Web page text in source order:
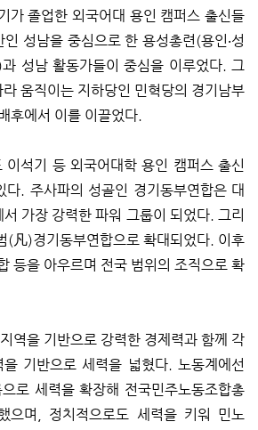
가 졸업한 외국어대 용인 캠퍼스 출신들
성남을 중심으로 한 용성총련(용인‧성
성남 활동가들이 중심을 이루었다. 그
움직이는 지하당인 민혁당의 경기남부
후에서 이를 이끌었다.
이석기 등 외국어대학 용인 캠퍼스 출신
다. 주사파의 성골인 경기동부연합은 대
가장 강력한 파워 그룹이 되었다. 그리
(凡)경기동부연합으로 확대되었다. 이후
등을 아우르며 전국 범위의 조직으로 확
역을 기반으로 강력한 경제력과 함께 각
기반으로 세력을 넓혔다. 노동계에선
로 세력을 확장해 전국민주노동조합총
으며, 정치적으로도 세력을 키워 민노